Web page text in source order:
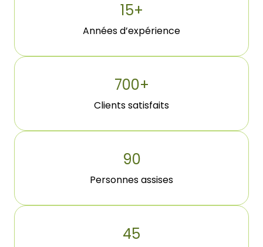
15+
Années d’expérience
700+
Clients satisfaits
90
Personnes assises
45